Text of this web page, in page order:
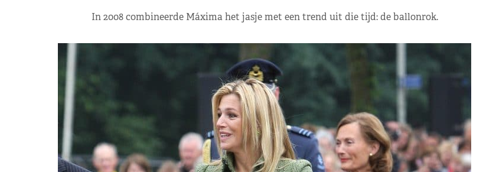
In 2008 combineerde Máxima het jasje met een trend uit die tijd: de ballonrok.